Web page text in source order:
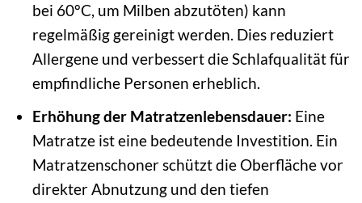
bei 60°C, um Milben abzutöten) kann
regelmäßig gereinigt werden. Dies reduziert
Allergene und verbessert die Schlafqualität für
empfindliche Personen erheblich.
Erhöhung der Matratzenlebensdauer: Eine
Matratze ist eine bedeutende Investition. Ein
Matratzenschoner schützt die Oberfläche vor
direkter Abnutzung und den tiefen